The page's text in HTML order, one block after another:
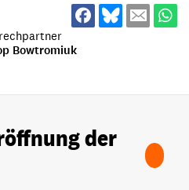
Bowtromiuk
der